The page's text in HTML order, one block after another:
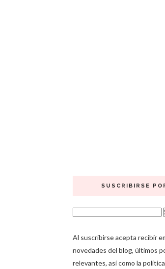
SUSCRIBIRSE
Al suscribirse acepta recibir
novedades del blog, últimos
relevantes, así como la